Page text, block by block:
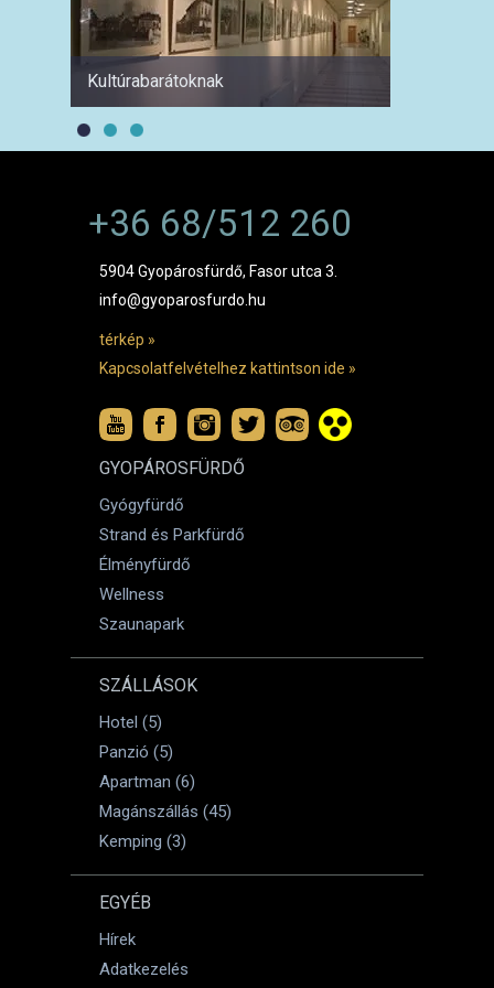
Kultúrabarátoknak
+36 68/512 260
5904 Gyopárosfürdő, Fasor utca 3.
info@gyoparosfurdo.hu
térkép »
Kapcsolatfelvételhez kattintson ide »
GYOPÁROSFÜRDŐ
Gyógyfürdő
Strand és Parkfürdő
Élményfürdő
Wellness
Szaunapark
SZÁLLÁSOK
Hotel (5)
Panzió (5)
Apartman (6)
Magánszállás (45)
Kemping (3)
EGYÉB
Hírek
Adatkezelés